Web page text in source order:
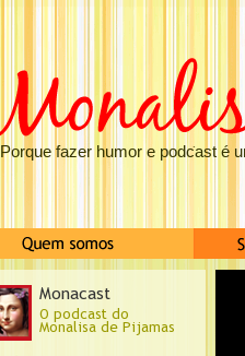
Porque fazer humor e podcast é